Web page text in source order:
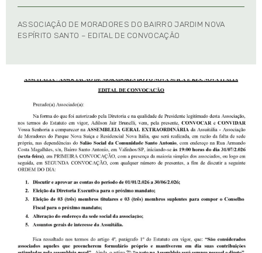
ASSOCIAÇÃO DE MORADORES DO BAIRRO JARDIM NOVA
ESPÍRITO SANTO – EDITAL DE CONVOCAÇÃO